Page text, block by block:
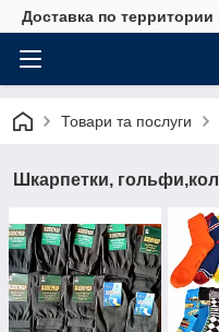
Доставка по
Товари та послуги
Шкарпетки,